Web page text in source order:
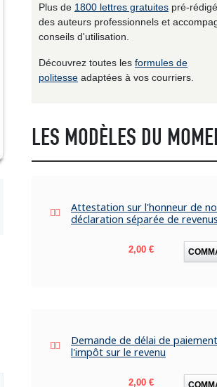
Plus de 1800 lettres gratuites pré-
des auteurs professionnels et
conseils d'utilisation.
Découvrez toutes les formules de
politesse adaptées à vos courriers.
LES MODÈLES DU
Attestation sur l'honneur de
déclaration séparée de revenus
Prix
2,00 €
Demande de délai de
l'impôt sur le revenu
Prix
2,00 €